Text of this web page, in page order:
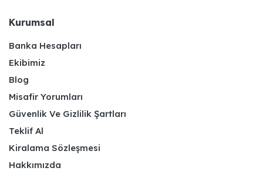
Kurumsal
Banka Hesapları
Ekibimiz
Blog
Misafir Yorumları
Güvenlik Ve Gizlilik Şartları
Teklif Al
Kiralama Sözleşmesi
Hakkımızda